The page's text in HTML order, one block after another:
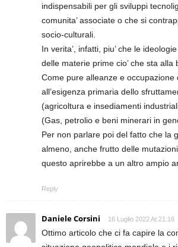
indispensabili per gli sviluppi
comunita’ associate o che si
socio-culturali.
In verita’, infatti, piu’ che le
delle materie prime cio’ che sta alla
Come pure alleanze e
all’esigenza primaria dello
(agricoltura e insediamenti
(Gas, petrolio e beni minerari in
Per non parlare poi del fatto che la
almeno, anche frutto delle
questo aprirebbe a un altro ampio
Reply
Daniele Corsini 16 Luglio 2022 At 21:16
Ottimo articolo che ci fa capire la